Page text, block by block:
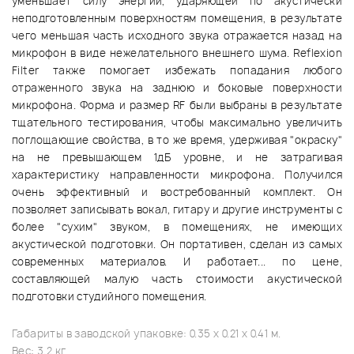
неподготовленным поверхностям помещения, в результате
чего меньшая часть исходного звука отражается назад на
микрофон в виде нежелательного внешнего шума. Reflexion
Filter также помогает избежать попадания любого
отраженного звука на заднюю и боковые поверхности
микрофона. Форма и размер RF были выбраны в результате
тщательного тестирования, чтобы максимально увеличить
поглощающие свойства, в то же время, удерживая "окраску"
на не превышающем 1дБ уровне, и не затрагивая
характеристику направленности микрофона. Получился
очень эффективный и востребованный комплект. Он
позволяет записывать вокал, гитару и другие инструменты с
более "сухим" звуком, в помещениях, не имеющих
акустической подготовки. Он портативен, сделан из самых
современных материалов. И работает... по цене,
составляющей малую часть стоимости акустической
подготовки студийного помещения.
Габариты в заводской упаковке: 0.35 x 0.21 x 0.41 м.